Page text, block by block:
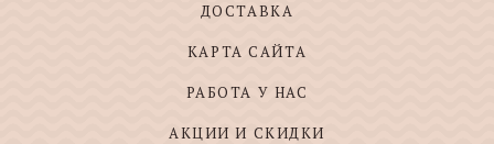
ДОСТАВКА
КАРТА САЙТА
РАБОТА У НАС
АКЦИИ И СКИДКИ